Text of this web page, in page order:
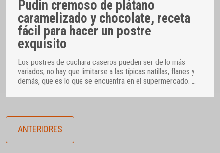
Pudin cremoso de plátano
caramelizado y chocolate, receta
fácil para hacer un postre
exquisito
Los postres de cuchara caseros pueden ser de lo más
variados, no hay que limitarse a las típicas natillas, flanes y
demás, que es lo que se encuentra en el supermercado.
ANTERIORES